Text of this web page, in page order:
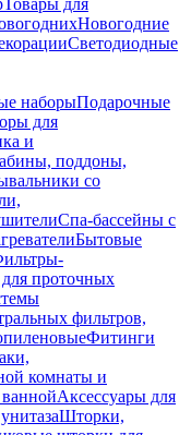
Товары для
Новогодние
Светодиодные
наборыПодарочные
для
и
поддоны,
со
Спа-бассейны с
Бытовые
проточных
фильтров,
Фитинги
комнаты и
ваннойАксессуары для
Шторки,